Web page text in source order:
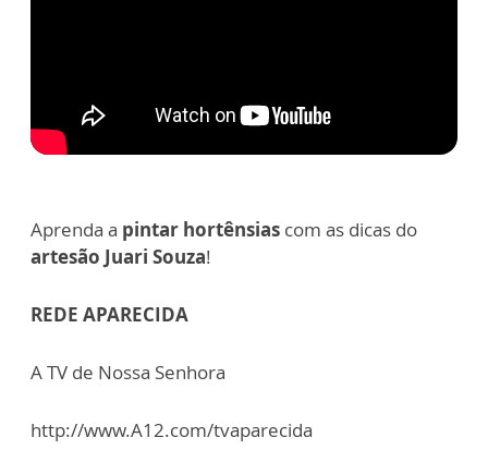
Aprenda a pintar hortênsias com as dicas do
artesão Juari Souza!
REDE APARECIDA
A TV de Nossa Senhora
http://www.A12.com/tvaparecida